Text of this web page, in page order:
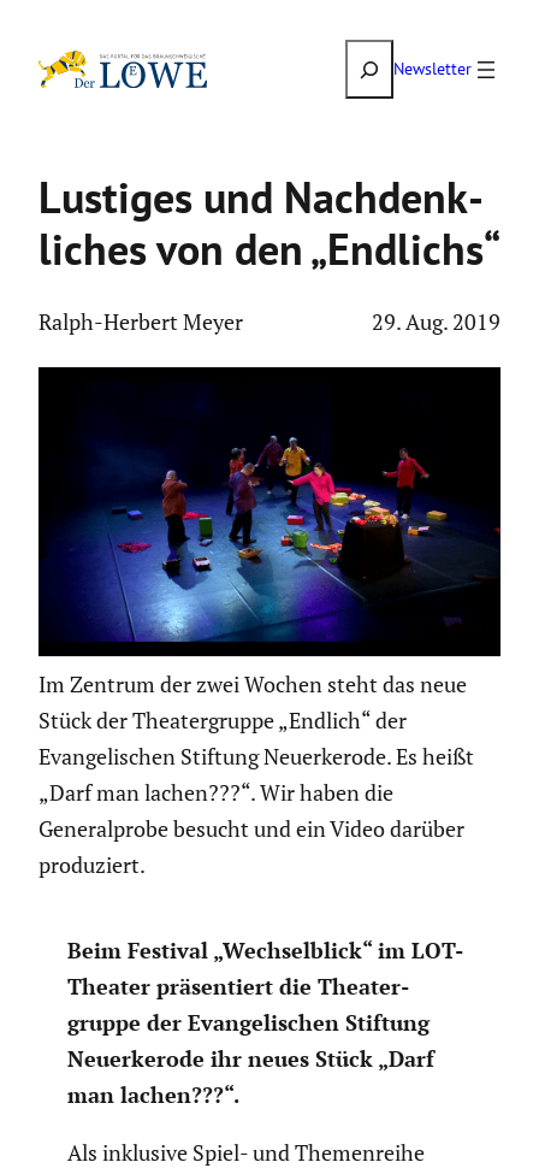
Inhalt
SuchenNewsletter
Lustiges und Nachdenk­
li­ches von den „Endlichs“
Ralph-Herbert Meyer 29. Aug. 2019
Im Zentrum der zwei Wochen steht das neue
Stück der Theatergruppe „Endlich“ der
Evangelischen Stiftung Neuerkerode. Es heißt
„Darf man lachen???“. Wir haben die
Generalprobe besucht und ein Video darüber
produziert.
Beim Festival „Wechsel­blick“ im LOT-
Theater präsen­tiert die Theater­
gruppe der Evange­li­schen Stiftung
Neuerke­rode ihr neues Stück „Darf
man lachen???“.
Als inklusive Spiel- und Themen­reihe